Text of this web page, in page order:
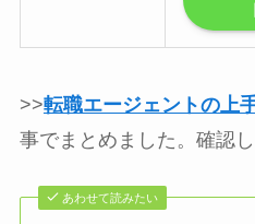
>>転職エージェントの上
事でまとめました。確認
あわせて読みたい